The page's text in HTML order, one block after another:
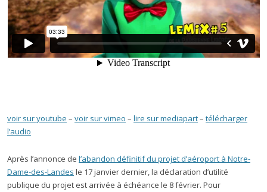
voir sur youtube – voir sur vimeo – lire sur mediapart– télécharger
l’audio
Après l’annonce de l’abandon définitif du projet d’aéroport à Notre-
Dame-des-Landes le 17 janvier dernier, la déclaration d’utilité
publique du projet est arrivée à échéance le 8 février. Pour